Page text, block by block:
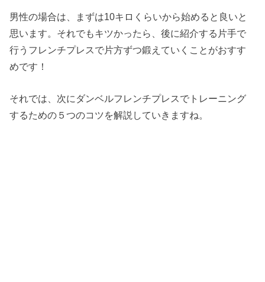
男性の場合は、まずは10キロくらいから始めると良いと
思います。それでもキツかったら、後に紹介する片手で
行うフレンチプレスで片方ずつ鍛えていくことがおすす
めです！
それでは、次にダンベルフレンチプレスでトレーニング
するための５つのコツを解説していきますね。